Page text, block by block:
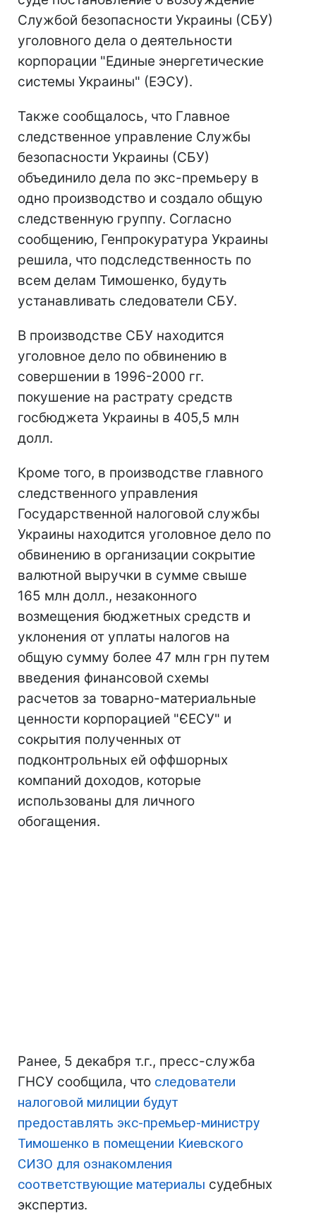
Службой безопасности Украины (СБУ)
уголовного дела о деятельности
корпорации "Единые энергетические
системы Украины" (ЕЭСУ).
Также сообщалось, что Главное
следственное управление Службы
безопасности Украины (СБУ)
объединило дела по экс-премьеру в
одно производство и создало общую
следственную группу. Согласно
сообщению, Генпрокуратура Украины
решила, что подследственность по
всем делам Тимошенко, будуть
устанавливать следователи СБУ.
В производстве СБУ находится
уголовное дело по обвинению в
совершении в 1996-2000 гг.
покушение на растрату средств
госбюджета Украины в 405,5 млн
долл.
Кроме того, в производстве главного
следственного управления
Государственной налоговой службы
Украины находится уголовное дело по
обвинению в организации сокрытие
валютной выручки в сумме свыше
165 млн долл., незаконного
возмещения бюджетных средств и
уклонения от уплаты налогов на
общую сумму более 47 млн грн путем
введения финансовой схемы
расчетов за товарно-материальные
ценности корпорацией "ЄЕСУ" и
сокрытия полученных от
подконтрольных ей оффшорных
компаний доходов, которые
использованы для личного
обогащения.
Ранее, 5 декабря т.г., пресс-служба
ГНСУ сообщила, что следователи
налоговой милиции будут
предоставлять экс-премьер-министру
Тимошенко в помещении Киевского
СИЗО для ознакомления
соответствующие материалы судебных
экспертиз.